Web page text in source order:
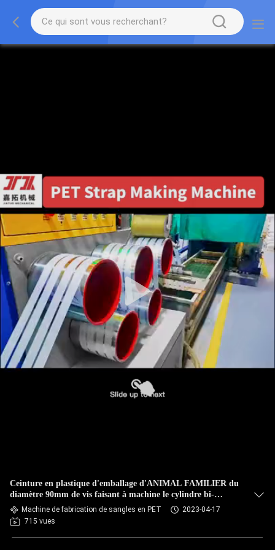
Ceinture en plastique d'emballage d'ANIMAL FAMILIER du
diamètre 90mm de vis faisant à machine le cylindre bi-
directionnel
Machine de fabrication de sangles en PET
2023-04-17
715 vues